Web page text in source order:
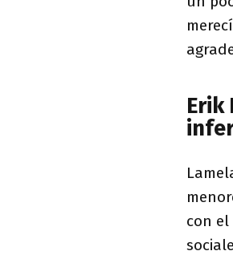
Erik
con el